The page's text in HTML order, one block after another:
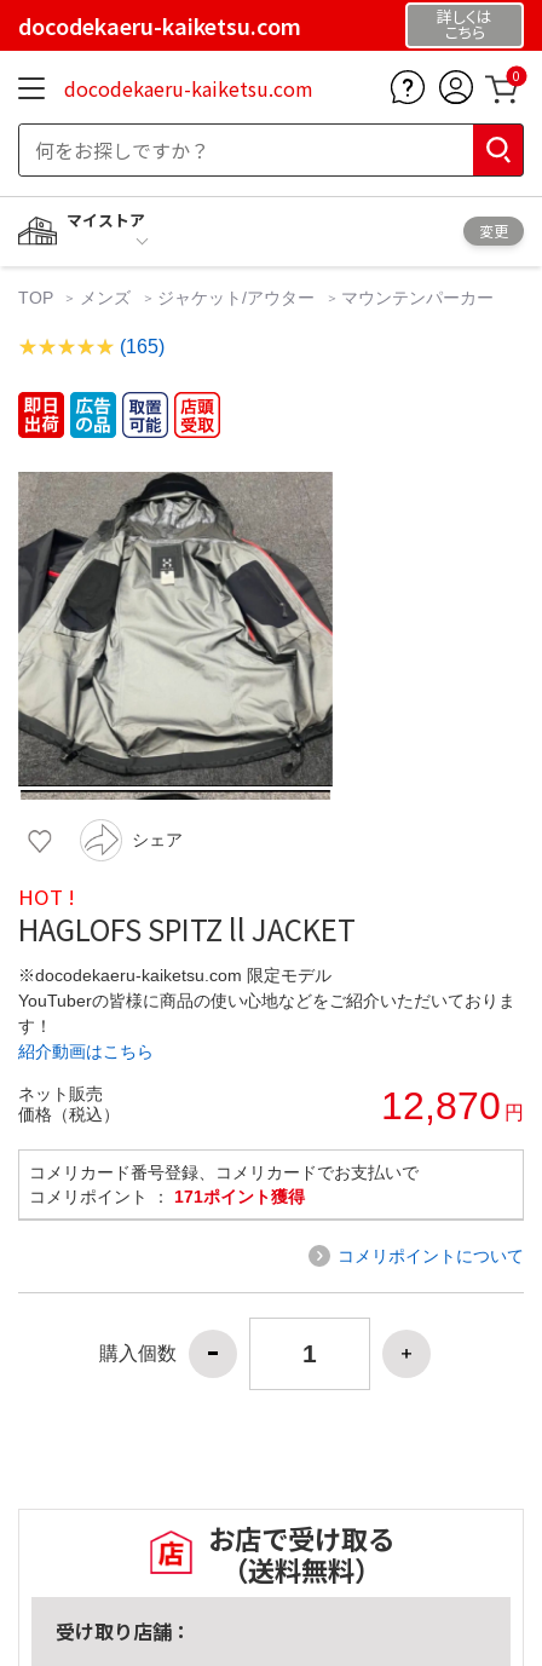
docodekaeru-kaiketsu.com 詳しくは
こちら
docodekaeru-kaiketsu.com 0
マイストア
変更
TOP メンズ ジャケット/アウター マウンテンパーカー
(165)
シェア
HOT !
HAGLOFS SPITZ ll JACKET
※docodekaeru-kaiketsu.com 限定モデル
YouTuberの皆様に商品の使い心地などをご紹介いただいておりま
す！
紹介動画はこちら
ネット販売
価格（税込）
12,870 円
コメリカード番号登録、コメリカードでお支払いで
コメリポイント ： 171ポイント獲得
コメリポイントについて
購入個数
お店で受け取る
（送料無料）
受け取り店舗：